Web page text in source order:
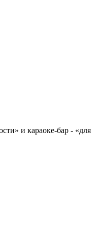
и караоке-бар - «для